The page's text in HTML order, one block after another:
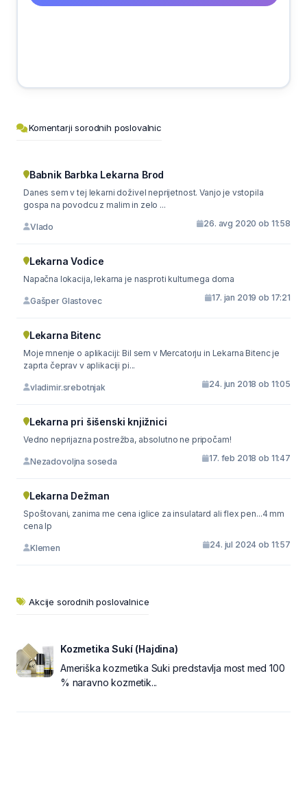
Komentarji sorodnih poslovalnic
Babnik Barbka Lekarna Brod
Danes sem v tej lekarni doživel neprijetnost. Vanjo je vstopila
gospa na povodcu z malim in zelo ...
Vlado 26. avg 2020 ob 11:58
Lekarna Vodice
Napačna lokacija, lekarna je nasproti kulturnega doma
Gašper Glastovec 17. jan 2019 ob 17:21
Lekarna Bitenc
Moje mnenje o aplikaciji: Bil sem v Mercatorju in Lekarna Bitenc je
zaprta čeprav v aplikaciji pi...
vladimir.srebotnjak 24. jun 2018 ob 11:05
Lekarna pri šišenski knjižnici
Vedno neprijazna postrežba, absolutno ne pripočam!
Nezadovoljna soseda 17. feb 2018 ob 11:47
Lekarna Dežman
Spoštovani, zanima me cena iglice za insulatard ali flex pen...4 mm
cena lp
Klemen 24. jul 2024 ob 11:57
Akcije sorodnih poslovalnice
Kozmetika Sukí (Hajdina)
Ameriška kozmetika Suki predstavlja most med 100
% naravno kozmetik...